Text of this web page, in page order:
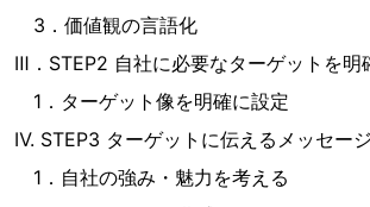
3．価値観の言語化
Ⅲ．STEP2 自社に必要なターゲットを明
1．ターゲット像を明確に設定
Ⅳ. STEP3 ターゲットに伝えるメッセー
1．自社の強み・魅力を考える